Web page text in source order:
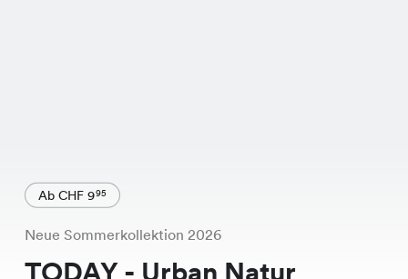
Ab CHF 995
Neue Sommerkollektion 2026
TODAY - Urban Natur